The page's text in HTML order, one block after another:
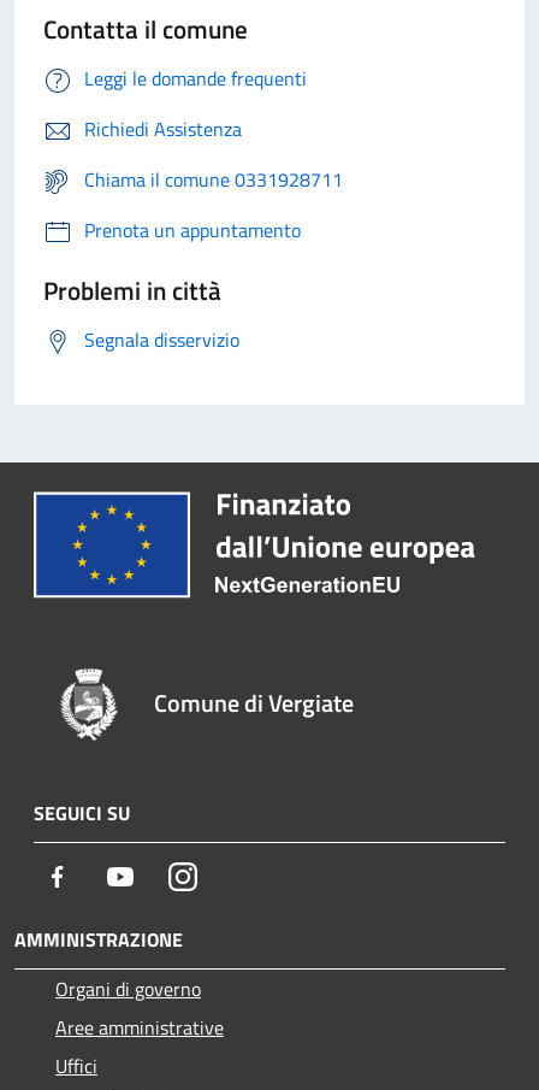
Contatta il comune
Leggi le domande frequenti
Richiedi Assistenza
Chiama il comune 0331928711
Prenota un appuntamento
Problemi in città
Segnala disservizio
Comune di Vergiate
SEGUICI SU
Facebook YoutubeInstagram
AMMINISTRAZIONE
Organi di governo
Aree amministrative
Uffici